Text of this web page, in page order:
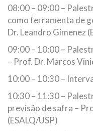
08:00 – 09:00 –
como ferramenta de
Dr. Leandro Gimenez
09:00 – 10:00 –
– Prof. Dr. Marcos
10:00 – 10:30 –
10:30 – 11:30 –
previsão de safra –
(ESALQ/USP)